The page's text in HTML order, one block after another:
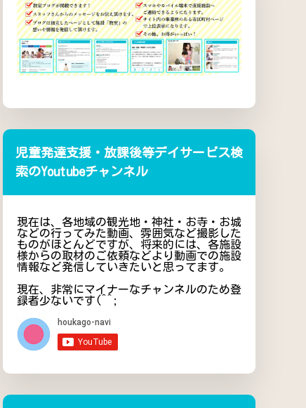
児童発達支援・放課後等デイサービス検
索のYoutubeチャンネル
現在は、各地域の観光地・神社・お寺・お城
などの行ってみた動画、雰囲気など撮影した
ものがほとんどですが、将来的には、各施設
様からの取材のご依頼などより動画での施設
情報など発信していきたいと思ってます。
現在、非常にマイナーなチャンネルのため登
録者少ないです(^^;